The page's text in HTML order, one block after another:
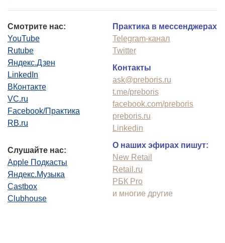
Смотрите нас:
YouTube
Rutube
Яндекс.Дзен
LinkedIn
ВКонтакте
VC.ru
Facebook/Практика
RB.ru
Слушайте нас:
Apple Подкасты
Яндекс.Музыка
Castbox
Clubhouse
Практика в мессенджерах
Telegram-канал
Twitter
Контакты
ask@preboris.ru
t.me/preboris
facebook.com/preboris
preboris.ru
Linkedin
О наших эфирах пишут:
New Retail
Retail.ru
РБК Pro
и многие другие